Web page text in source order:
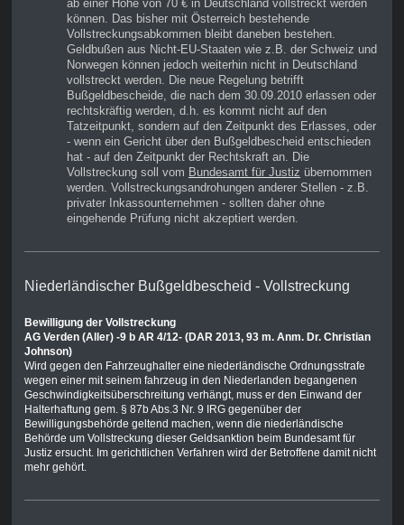
ab einer Höhe von 70 € in Deutschland vollstreckt werden
können. Das bisher mit Österreich bestehende
Vollstreckungsabkommen bleibt daneben bestehen.
Geldbußen aus Nicht-EU-Staaten wie z.B. der Schweiz und
Norwegen können jedoch weiterhin nicht in Deutschland
vollstreckt werden. Die neue Regelung betrifft
Bußgeldbescheide, die nach dem 30.09.2010 erlassen oder
rechtskräftig werden, d.h. es kommt nicht auf den
Tatzeitpunkt, sondern auf den Zeitpunkt des Erlasses, oder
- wenn ein Gericht über den Bußgeldbescheid entschieden
hat - auf den Zeitpunkt der Rechtskraft an. Die
Vollstreckung soll vom Bundesamt für Justiz übernommen
werden. Vollstreckungsandrohungen anderer Stellen - z.B.
privater Inkassounternehmen - sollten daher ohne
eingehende Prüfung nicht akzeptiert werden.
Niederländischer Bußgeldbescheid - Vollstreckung
Bewilligung der Vollstreckung
AG Verden (Aller) -9 b AR 4/12- (DAR 2013, 93 m. Anm. Dr. Christian
Johnson)
Wird gegen den Fahrzeughalter eine niederländische Ordnungsstrafe
wegen einer mit seinem fahrzeug in den Niederlanden begangenen
Geschwindigkeitsüberschreitung verhängt, muss er den Einwand der
Halterhaftung gem. § 87b Abs.3 Nr. 9 IRG gegenüber der
Bewilligungsbehörde geltend machen, wenn die niederländische
Behörde um Vollstreckung dieser Geldsanktion beim Bundesamt für
Justiz ersucht. Im gerichtlichen Verfahren wird der Betroffene damit nicht
mehr gehört.